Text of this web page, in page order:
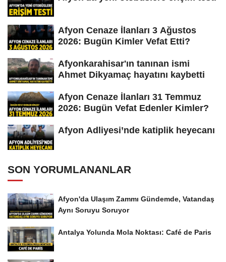
Afyon Cenaze İlanları 3 Ağustos
2026: Bugün Kimler Vefat Etti?
Afyonkarahisar'ın tanınan ismi
Ahmet Dikyamaç hayatını kaybetti
Afyon Cenaze İlanları 31 Temmuz
2026: Bugün Vefat Edenler Kimler?
Afyon Adliyesi’nde katiplik heyecanı
SON YORUMLANANLAR
Afyon'da Ulaşım Zammı Gündemde, Vatandaş
Aynı Soruyu Soruyor
Antalya Yolunda Mola Noktası: Café de Paris